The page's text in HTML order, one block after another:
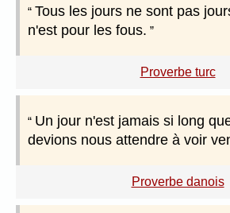
Tous les jours ne sont pas
n'est pour les fous.
Proverbe turc
Un jour n'est jamais si long
devions nous attendre à voir
Proverbe danois